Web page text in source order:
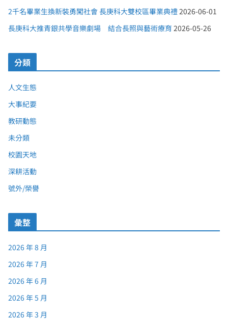
2千名畢業生換新裝勇闖社會 長庚科大雙校區畢業典禮 2026-06-01
長庚科大推青銀共學音樂劇場 結合長照與藝術療育 2026-05-26
分類
人文生態
大事紀要
教研動態
未分類
校園天地
深耕活動
號外/榮譽
彙整
2026 年 8 月
2026 年 7 月
2026 年 6 月
2026 年 5 月
2026 年 3 月